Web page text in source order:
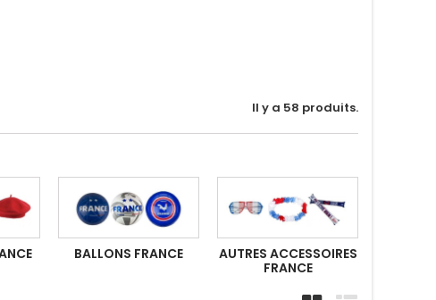
Il y a 58 produits.
BALLONS FRANCE
AUTRES ACCESSOIRES
FRANCE